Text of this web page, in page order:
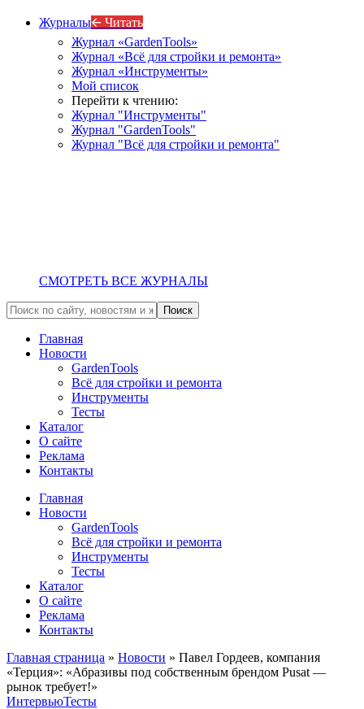
Журналы🡨 Читать
Журнал «GardenTools»
Журнал «Всё для стройки и ремонта»
Журнал «Инструменты»
Мой список
Перейти к чтению:
Журнал "Инструменты"
Журнал "GardenTools"
Журнал "Всё для стройки и ремонта"
СМОТРЕТЬ ВСЕ ЖУРНАЛЫ
Главная
Новости
GardenTools
Всё для стройки и ремонта
Инструменты
Тесты
Каталог
О сайте
Реклама
Контакты
Главная
Новости
GardenTools
Всё для стройки и ремонта
Инструменты
Тесты
Каталог
О сайте
Реклама
Контакты
Главная страница » Новости » Павел Гордеев, компания
«Терция»: «Абразивы под собственным брендом Pusat —
рынок требует!»
ИнтервьюТесты